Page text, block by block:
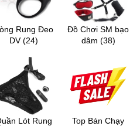
Rung Đeo
DV(24)
Đồ Chơi SM bạo
dâm (38)
Lót Rung
Top Bán Chạy